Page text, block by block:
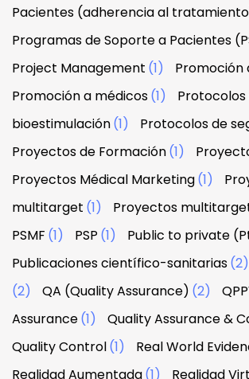
Pacientes (adherencia al
Programas de Soporte a Pacientes
Project Management (1) Promoción
Promoción a médicos(1)
Protocolos
bioestimulación(1) Protocolos de
Proyectos de Formación(1)
Proyectos Médical Marketing(1)
multitarget (1) Proyectos
PSMF (1) PSP (1) Public to private
Publicaciones científico-sanitarias(2)
(2)
QA (Quality Assurance) (2)
Assurance(1) Quality Assurance &
Quality Control(1) Real World
Realidad Aumentada(1) Realidad